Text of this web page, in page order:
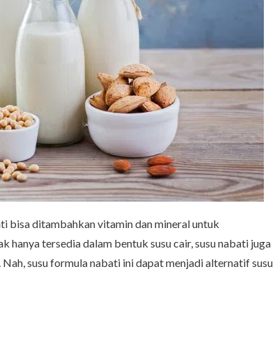
bisa ditambahkan vitamin dan mineral untuk
hanya tersedia dalam bentuk susu cair, susu nabati juga
susu formula nabati ini dapat menjadi alternatif susu